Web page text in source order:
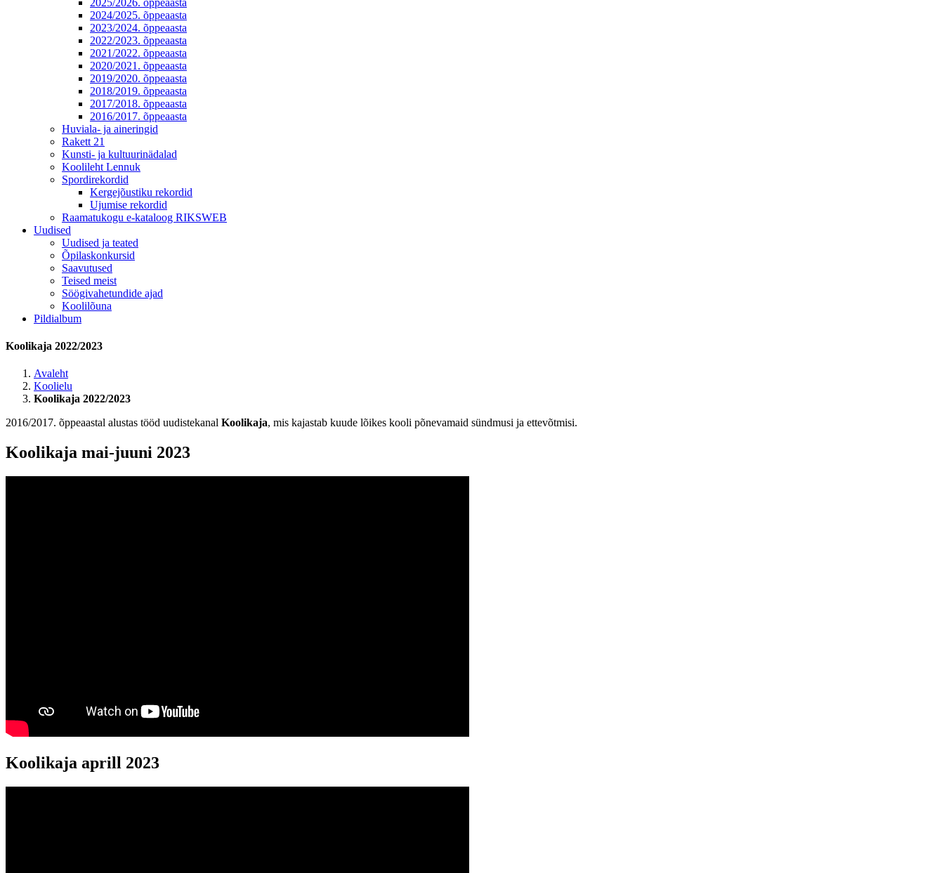
2024/2025. õppeaasta
2023/2024. õppeaasta
2022/2023. õppeaasta
2021/2022. õppeaasta
2020/2021. õppeaasta
2019/2020. õppeaasta
2018/2019. õppeaasta
2017/2018. õppeaasta
2016/2017. õppeaasta
Huviala- ja aineringid
Rakett 21
Kunsti- ja kultuurinädalad
Koolileht Lennuk
Spordirekordid
Kergejõustiku rekordid
Ujumise rekordid
Raamatukogu e-kataloog RIKSWEB
Uudised
Uudised ja teated
Õpilaskonkursid
Saavutused
Teised meist
Söögivahetundide ajad
Koolilõuna
Pildialbum
Koolikaja 2022/2023
Avaleht
Koolielu
Koolikaja 2022/2023
2016/2017. õppeaastal alustas tööd uudistekanal Koolikaja, mis kajastab kuude lõikes kooli põnevamaid sündmusi ja ettevõtmisi.
Koolikaja mai-juuni 2023
Koolikaja aprill 2023